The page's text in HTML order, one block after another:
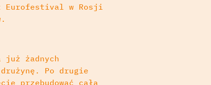
Eurofestival w Rosji
już żadnych
Po drugie
przebudować całą